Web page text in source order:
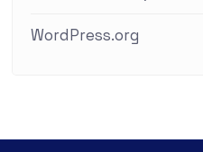
WordPress.org